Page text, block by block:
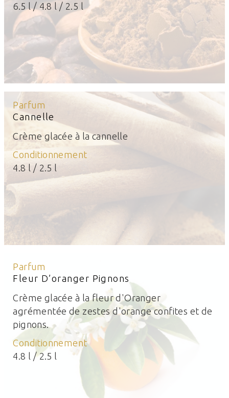
6.5 l / 4.8 l / 2.5 l
Parfum
Cannelle
Crème glacée à la cannelle
Conditionnement
4.8 l / 2.5 l
Parfum
Fleur D’oranger Pignons
Crème glacée à la fleur d'Oranger
agrémentée de zestes d'orange confites et de
pignons.
Conditionnement
4.8 l / 2.5 l